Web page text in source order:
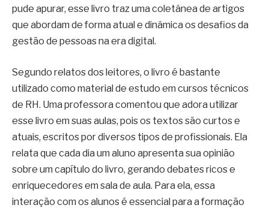
pude apurar, esse livro traz uma coletânea de artigos
que abordam de forma atual e dinâmica os desafios da
gestão de pessoas na era digital.
Segundo relatos dos leitores, o livro é bastante
utilizado como material de estudo em cursos técnicos
de RH. Uma professora comentou que adora utilizar
esse livro em suas aulas, pois os textos são curtos e
atuais, escritos por diversos tipos de profissionais. Ela
relata que cada dia um aluno apresenta sua opinião
sobre um capítulo do livro, gerando debates ricos e
enriquecedores em sala de aula. Para ela, essa
interação com os alunos é essencial para a formação